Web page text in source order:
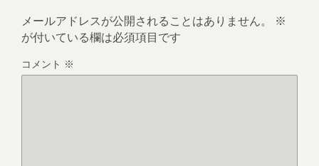
メールアドレスが公開されることはありません。
※
が付いている欄は必須項目です
コメント ※